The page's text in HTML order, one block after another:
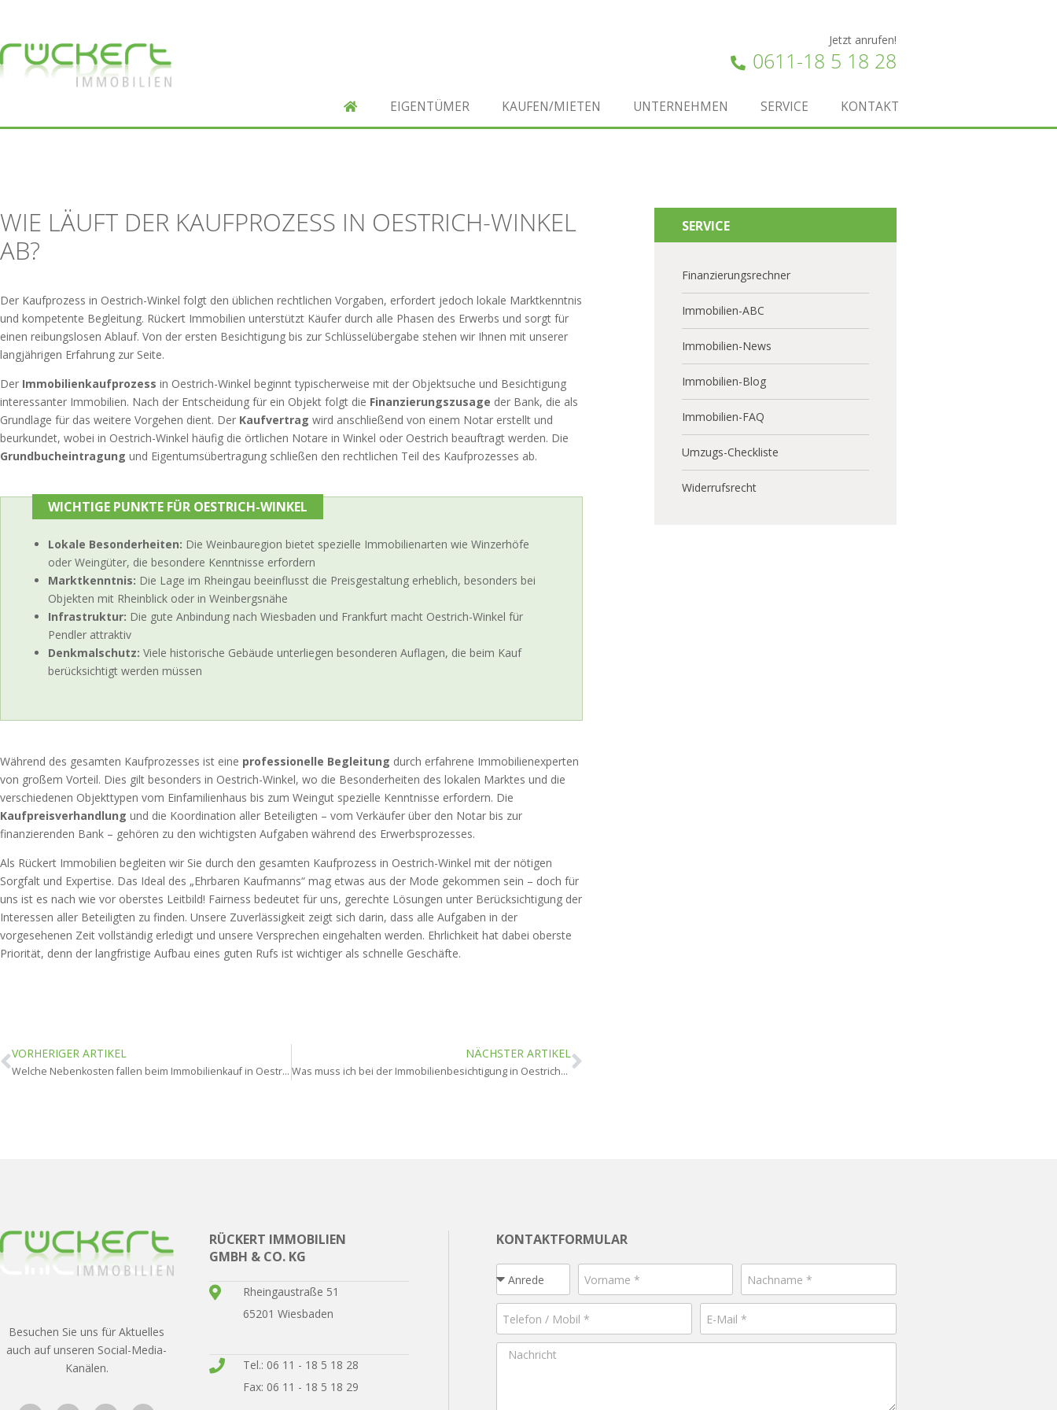
Jetzt anrufen!
0611-18 5 18 28
EIGENTÜMER KAUFEN/MIETEN UNTERNEHMEN SERVICE KONTAKT
WIE LÄUFT DER KAUFPROZESS IN OESTRICH-WINKEL
AB?
Der Kaufprozess in Oestrich-Winkel folgt den üblichen rechtlichen Vorgaben, erfordert jedoch lokale Marktkenntnis
und kompetente Begleitung. Rückert Immobilien unterstützt Käufer durch alle Phasen des Erwerbs und sorgt für
einen reibungslosen Ablauf. Von der ersten Besichtigung bis zur Schlüsselübergabe stehen wir Ihnen mit unserer
langjährigen Erfahrung zur Seite.
Der Immobilienkaufprozess in Oestrich-Winkel beginnt typischerweise mit der Objektsuche und Besichtigung
interessanter Immobilien. Nach der Entscheidung für ein Objekt folgt die Finanzierungszusage der Bank, die als
Grundlage für das weitere Vorgehen dient. Der Kaufvertrag wird anschließend von einem Notar erstellt und
beurkundet, wobei in Oestrich-Winkel häufig die örtlichen Notare in Winkel oder Oestrich beauftragt werden. Die
Grundbucheintragung und Eigentumsübertragung schließen den rechtlichen Teil des Kaufprozesses ab.
WICHTIGE PUNKTE FÜR OESTRICH-WINKEL
Lokale Besonderheiten: Die Weinbauregion bietet spezielle Immobilienarten wie Winzerhöfe
oder Weingüter, die besondere Kenntnisse erfordern
Marktkenntnis: Die Lage im Rheingau beeinflusst die Preisgestaltung erheblich, besonders bei
Objekten mit Rheinblick oder in Weinbergsnähe
Infrastruktur: Die gute Anbindung nach Wiesbaden und Frankfurt macht Oestrich-Winkel für
Pendler attraktiv
Denkmalschutz: Viele historische Gebäude unterliegen besonderen Auflagen, die beim Kauf
berücksichtigt werden müssen
Während des gesamten Kaufprozesses ist eine professionelle Begleitung durch erfahrene Immobilienexperten
von großem Vorteil. Dies gilt besonders in Oestrich-Winkel, wo die Besonderheiten des lokalen Marktes und die
verschiedenen Objekttypen vom Einfamilienhaus bis zum Weingut spezielle Kenntnisse erfordern. Die
Kaufpreisverhandlung und die Koordination aller Beteiligten – vom Verkäufer über den Notar bis zur
finanzierenden Bank – gehören zu den wichtigsten Aufgaben während des Erwerbsprozesses.
Als Rückert Immobilien begleiten wir Sie durch den gesamten Kaufprozess in Oestrich-Winkel mit der nötigen
Sorgfalt und Expertise. Das Ideal des „Ehrbaren Kaufmanns“ mag etwas aus der Mode gekommen sein – doch für
uns ist es nach wie vor oberstes Leitbild! Fairness bedeutet für uns, gerechte Lösungen unter Berücksichtigung der
Interessen aller Beteiligten zu finden. Unsere Zuverlässigkeit zeigt sich darin, dass alle Aufgaben in der
vorgesehenen Zeit vollständig erledigt und unsere Versprechen eingehalten werden. Ehrlichkeit hat dabei oberste
Priorität, denn der langfristige Aufbau eines guten Rufs ist wichtiger als schnelle Geschäfte.
VORHERIGER ARTIKEL
Welche Nebenkosten fallen beim Immobilienkauf in Oestrich-Winkel an?
NÄCHSTER ARTIKEL
Was muss ich bei der Immobilienbesichtigung in Oestrich-Winkel beachten?
SERVICE
Finanzierungsrechner
Immobilien-ABC
Immobilien-News
Immobilien-Blog
Immobilien-FAQ
Umzugs-Checkliste
Widerrufsrecht
Besuchen Sie uns für Aktuelles
auch auf unseren Social-Media-
Kanälen.
RÜCKERT IMMOBILIEN
GMBH & CO. KG
Rheingaustraße 51
65201 Wiesbaden
Tel.: 06 11 - 18 5 18 28
Fax: 06 11 - 18 5 18 29
KONTAKTFORMULAR